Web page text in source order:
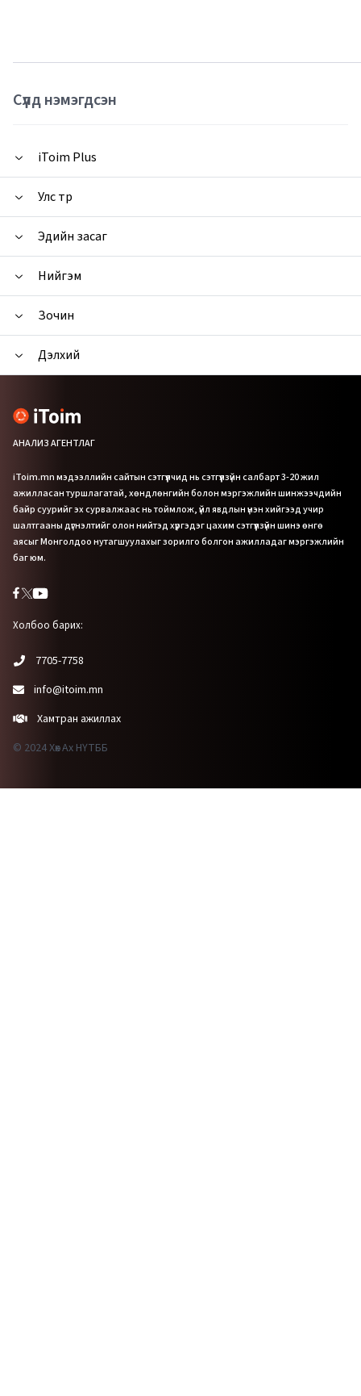
Сүүлд нэмэгдсэн
iToim Plus
Улс төр
Эдийн засаг
Нийгэм
Зочин
Дэлхий
АНАЛИЗ АГЕНТЛАГ
iToim.mn мэдээллийн сайтын сэтгүүлчид нь сэтгүүлзүйн салбарт 3-20 жил
ажилласан туршлагатай, хөндлөнгийн болон мэргэжлийн шинжээчдийн
байр суурийг эх сурвалжаас нь тоймлож, үйл явдлын үнэн хийгээд учир
шалтгааны дүгнэлтийг олон нийтэд хүргэдэг цахим сэтгүүлзүйн шинэ өнгө
аясыг Монголдоо нутагшуулахыг зорилго болгон ажилладаг мэргэжлийн
баг юм.
Холбоо барих:
7705-7758
info@itoim.mn
Хамтран ажиллах
© 2024 Хөх Ах НҮТББ